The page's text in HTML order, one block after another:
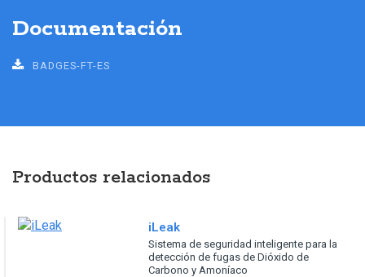
Documentación
BADGES-FT-ES
Productos relacionados
iLeak
Sistema de seguridad inteligente para la
detección de fugas de Dióxido de
Carbono y Amoníaco